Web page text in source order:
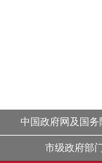
政民互动
中国政府网及国务
市级政府部